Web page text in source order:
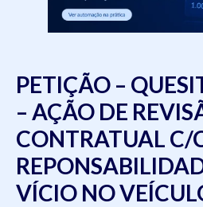
PETIÇÃO –
– AÇÃO DE
CONTRATUAL C/
VÍCIO NO